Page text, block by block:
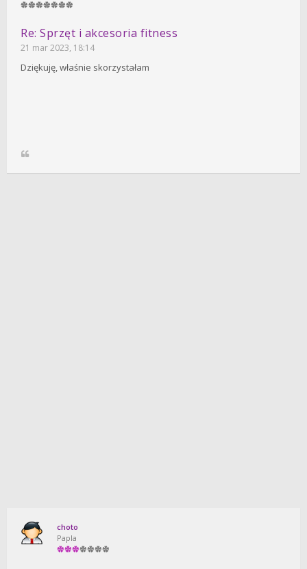
Re: Sprzęt i akcesoria fitness
21 mar 2023, 18:14
Dziękuję, właśnie skorzystałam
choto
Papla